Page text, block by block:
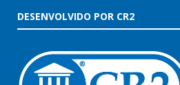
DESENVOLVIDO POR CR2